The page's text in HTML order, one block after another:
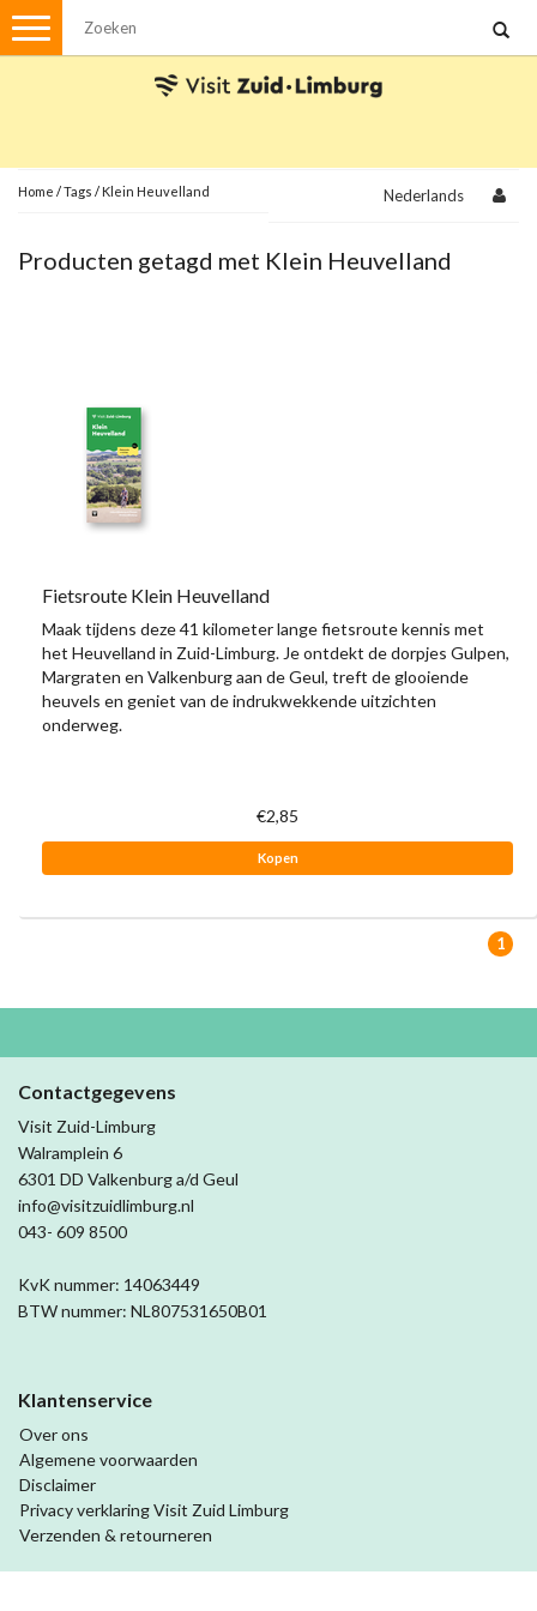
Menu
Met de auto
Visvergunningen
Streekpakketten
Kerstpakketten
Ansichtkaarten
Home /Tags / Klein Heuvelland Nederlands
Producten getagd met Klein Heuvelland
Fietsroute Klein Heuvelland
Maak tijdens deze 41 kilometer lange fietsroute kennis met
het Heuvelland in Zuid-Limburg. Je ontdekt de dorpjes Gulpen,
Margraten en Valkenburg aan de Geul, treft de glooiende
heuvels en geniet van de indrukwekkende uitzichten
onderweg.
€2,85
Kopen
1
Contactgegevens
Visit Zuid-Limburg
Walramplein 6
6301 DD Valkenburg a/d Geul
info@visitzuidlimburg.nl
043- 609 8500
KvK nummer: 14063449
BTW nummer: NL807531650B01
Klantenservice
Over ons
Algemene voorwaarden
Disclaimer
Privacy verklaring Visit Zuid Limburg
Verzenden & retourneren